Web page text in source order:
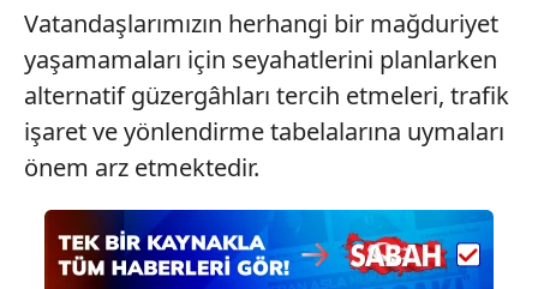
Vatandaşlarımızın herhangi bir mağduriyet
yaşamamaları için seyahatlerini planlarken
alternatif güzergâhları tercih etmeleri, trafik
işaret ve yönlendirme tabelalarına uymaları
önem arz etmektedir.